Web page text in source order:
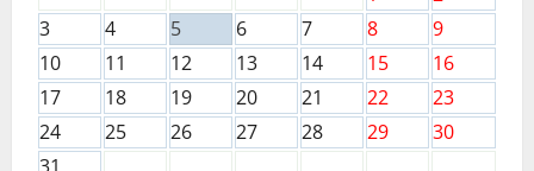
3
4 5 6 7 8
9
10
11 12 13 14 15
16
17
18 19 20 21 22
23
24
25 26 27 28 29
30